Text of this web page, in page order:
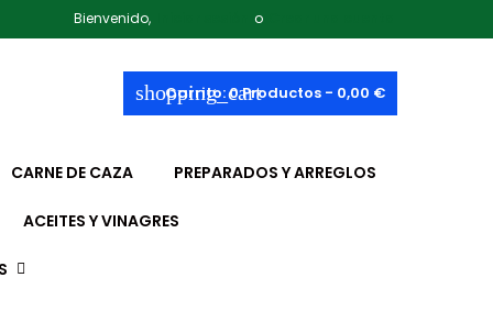
Bienvenido, o
shopping_cart
Carrito:0Productos - 0,00 €
CARNE DE CAZA PREPARADOS Y ARREGLOS
ACEITES Y VINAGRES